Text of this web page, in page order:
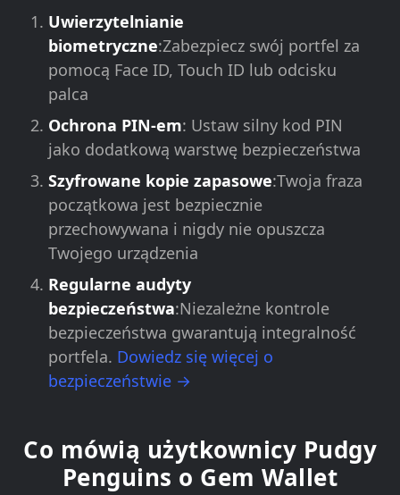
Uwierzytelnianie
biometryczne:Zabezpiecz swój portfel za
pomocą Face ID, Touch ID lub odcisku
palca
Ochrona PIN-em: Ustaw silny kod PIN
jako dodatkową warstwę bezpieczeństwa
Szyfrowane kopie zapasowe:Twoja fraza
początkowa jest bezpiecznie
przechowywana i nigdy nie opuszcza
Twojego urządzenia
Regularne audyty
bezpieczeństwa:Niezależne kontrole
bezpieczeństwa gwarantują integralność
portfela. Dowiedz się więcej o
bezpieczeństwie →
Co mówią użytkownicy Pudgy
Penguins o Gem Wallet